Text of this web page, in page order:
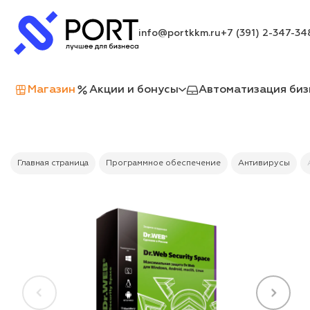
info@portkkm.ru+7 (391) 2-347-
Магазин Акции и бонусы Автоматизация
Главная страница Программное обеспечение Антивирусы